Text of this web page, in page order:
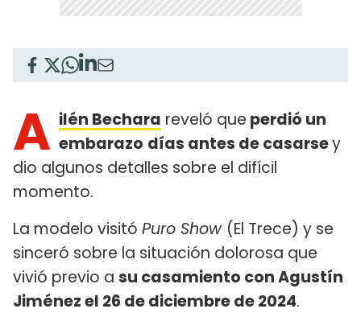
A ilén Bechara reveló que perdió un
embarazo días antes de casarsey
dio algunos detalles sobre el difícil
momento.
La modelo visitó Puro Show (El Trece) y se
sinceró sobre la situación dolorosa que
vivió previo a su casamiento con Agustín
Jiménez el 26 de diciembre de 2024.